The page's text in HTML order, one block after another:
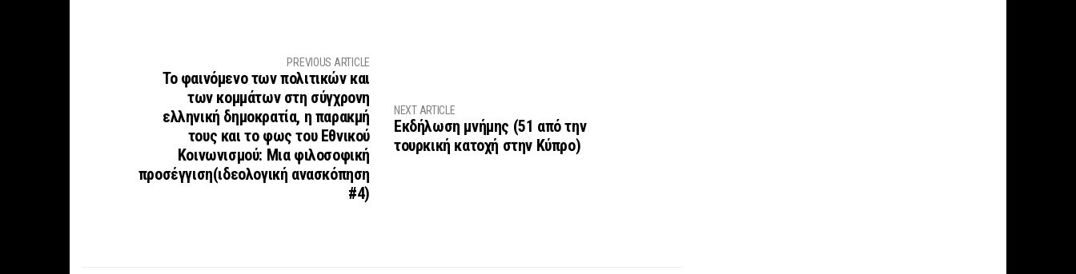
PREVIOUS ARTICLE
Το φαινόμενο των πολιτικών και
των κομμάτων στη σύγχρονη
ελληνική δημοκρατία, η παρακμή
τους και το φως του Εθνικού
Κοινωνισμού: Μια φιλοσοφική
προσέγγιση(ιδεολογική ανασκόπηση
#4)
NEXT ARTICLE
Εκδήλωση μνήμης (51 από την
τουρκική κατοχή στην Κύπρο)